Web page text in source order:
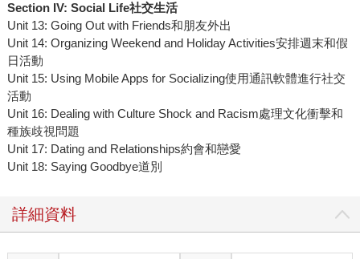
Section IV: Social Life社交生活
Unit 13: Going Out with Friends和朋友外出
Unit 14: Organizing Weekend and Holiday Activities安排週末和假
日活動
Unit 15: Using Mobile Apps for Socializing使用通訊軟體進行社交
活動
Unit 16: Dealing with Culture Shock and Racism處理文化衝擊和
種族歧視問題
Unit 17: Dating and Relationships約會和戀愛
Unit 18: Saying Goodbye道別
詳細資料